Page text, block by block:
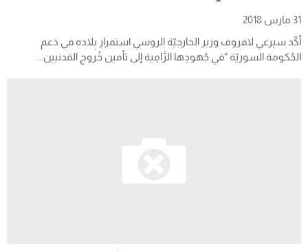
31 مارس 2018
أكّد سيرغي لافروف وزير الخارجيّة الروسي استمرار بِلاده في دَعم
الحُكومة السوريّة “في جُهودِها الرَّامِية إلى تأمين خُروج المَدنيين...